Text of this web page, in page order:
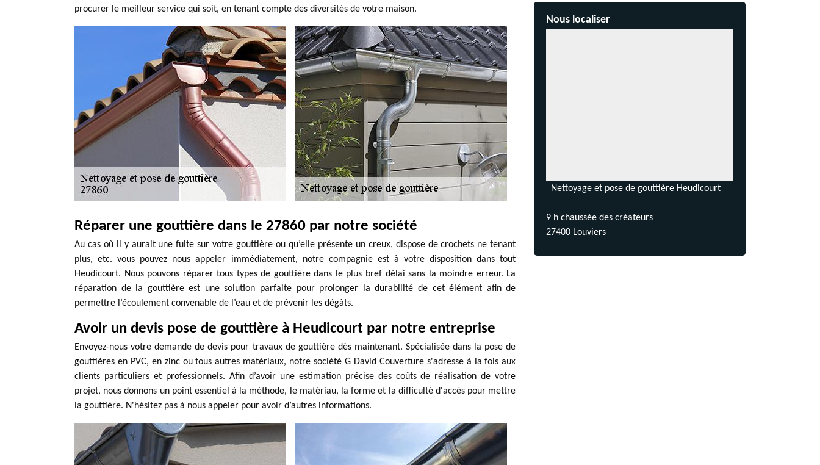
procurer le meilleur service qui soit, en tenant compte des diversités de votre maison.
Réparer une gouttière dans le 27860 par notre société
Au cas où il y aurait une fuite sur votre gouttière ou qu’elle présente un creux, dispose de crochets ne tenant
plus, etc. vous pouvez nous appeler immédiatement, notre compagnie est à votre disposition dans tout
Heudicourt. Nous pouvons réparer tous types de gouttière dans le plus bref délai sans la moindre erreur. La
réparation de la gouttière est une solution parfaite pour prolonger la durabilité de cet élément afin de
permettre l’écoulement convenable de l’eau et de prévenir les dégâts.
Avoir un devis pose de gouttière à Heudicourt par notre entreprise
Envoyez-nous votre demande de devis pour travaux de gouttière dès maintenant. Spécialisée dans la pose de
gouttières en PVC, en zinc ou tous autres matériaux, notre société G David Couverture s'adresse à la fois aux
clients particuliers et professionnels. Afin d’avoir une estimation précise des coûts de réalisation de votre
projet, nous donnons un point essentiel à la méthode, le matériau, la forme et la difficulté d'accès pour mettre
la gouttière. N'hésitez pas à nous appeler pour avoir d’autres informations.
Nous localiser
Nettoyage et pose de gouttière Heudicourt
9 h chaussée des créateurs
27400 Louviers